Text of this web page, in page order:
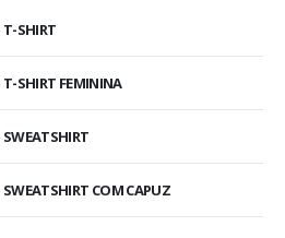
SHIRT
SHIRT FEMININA
COM CAPUZ